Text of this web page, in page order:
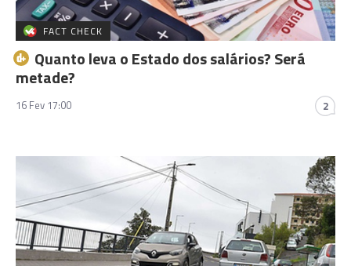
FACT CHECK
Quanto leva o Estado dos salários? Será
metade?
16 Fev 17:00 2